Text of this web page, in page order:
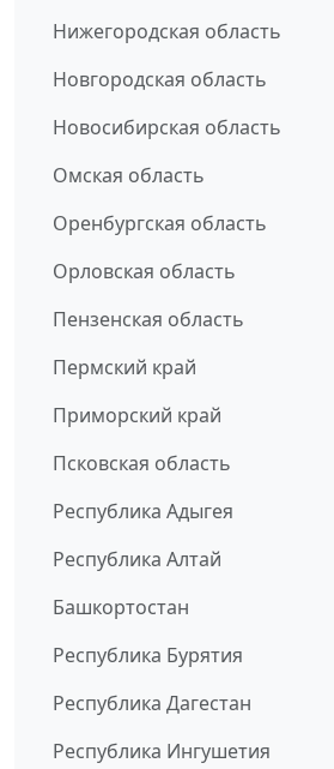
Нижегородская область
Новгородская область
Новосибирская область
Омская область
Оренбургская область
Орловская область
Пензенская область
Пермский край
Приморский край
Псковская область
Республика Адыгея
Республика Алтай
Башкортостан
Республика Бурятия
Республика Дагестан
Республика Ингушетия